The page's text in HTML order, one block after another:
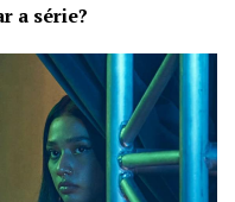
a série?